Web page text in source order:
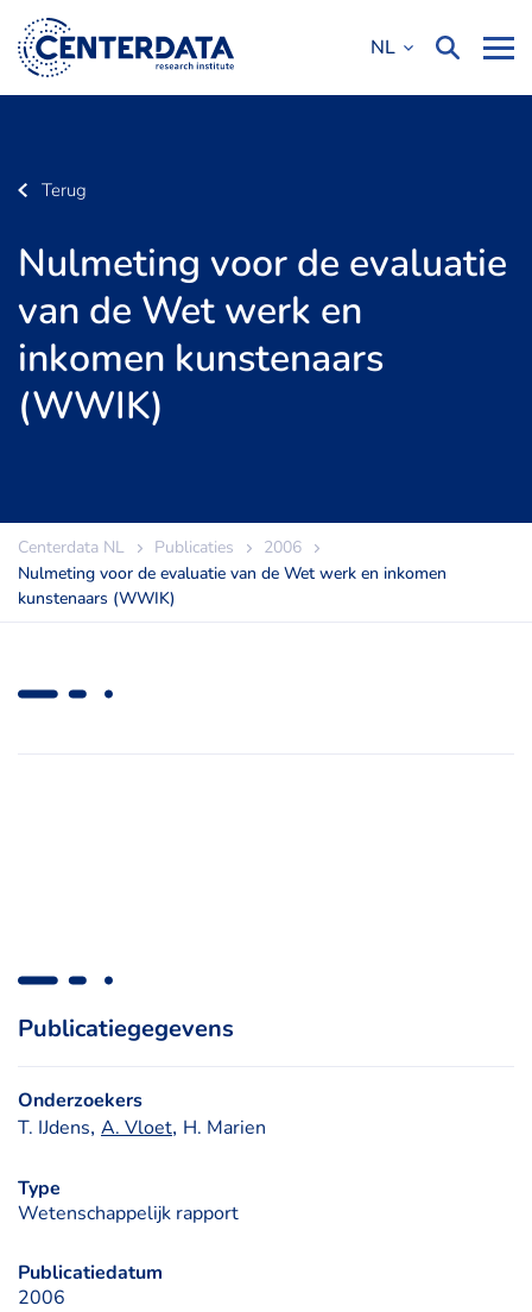
NL
Terug
Nulmeting voor de evaluatie
van de Wet werk en
inkomen kunstenaars
(WWIK)
Centerdata NL Publicaties
2006
Nulmeting voor de evaluatie van de Wet werk en inkomen
kunstenaars (WWIK)
Publicatiegegevens
Onderzoekers
T. IJdens, A. Vloet, H. Marien
Type
Wetenschappelijk rapport
Publicatiedatum
2006